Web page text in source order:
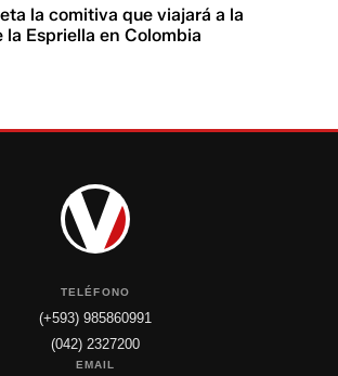
la comitiva que viajará a la
la Espriella en Colombia
TELÉFONO
(+593) 985860991
(042) 2327200
EMAIL